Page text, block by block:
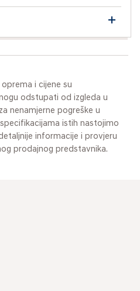
oprema i cijene su
odstupati od izgleda u
nenamjerne pogreške u
istih nastojimo
informacije i provjeru
prodajnog predstavnika.